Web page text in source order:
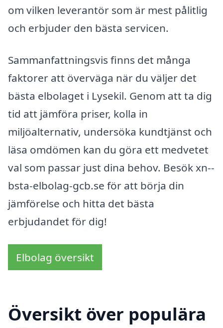
om vilken leverantör som är mest pålitlig
och erbjuder den bästa servicen.
Sammanfattningsvis finns det många
faktorer att överväga när du väljer det
bästa elbolaget i Lysekil. Genom att ta dig
tid att jämföra priser, kolla in
miljöalternativ, undersöka kundtjänst och
läsa omdömen kan du göra ett medvetet
val som passar just dina behov. Besök xn--
bsta-elbolag-gcb.se för att börja din
jämförelse och hitta det bästa
erbjudandet för dig!
Elbolag översikt
Översikt över populära